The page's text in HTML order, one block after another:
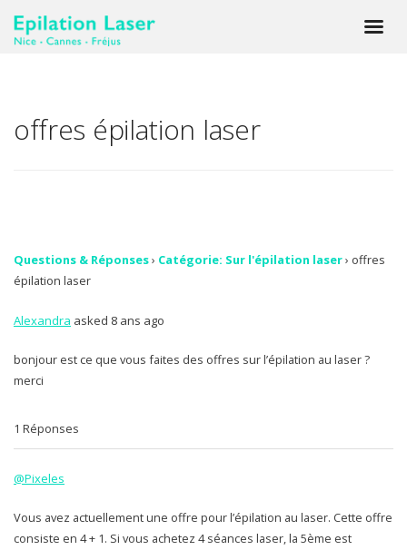
offres épilation laser
Questions & Réponses› Catégorie: Sur l'épilation laser› offres
épilation laser
Alexandra asked 8 ans ago
bonjour est ce que vous faites des offres sur l’épilation au laser ?
merci
1 Réponses
@Pixeles
Vous avez actuellement une offre pour l’épilation au laser. Cette offre
consiste en 4 + 1. Si vous achetez 4 séances laser, la 5ème est